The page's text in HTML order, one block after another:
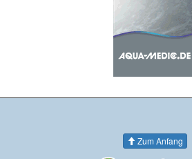
Zum Anfang